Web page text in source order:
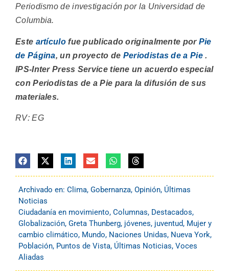
Periodismo de investigación por la Universidad de
Columbia.
Este artículofue publicado originalmente por Pie
de Página, un proyecto de Periodistas de a Pie.
IPS-Inter Press Service tiene un acuerdo especial
con Periodistas de a Pie para la difusión de sus
materiales.
RV: EG
Archivado en: Clima, Gobernanza, Opinión, Últimas
Noticias
Ciudadanía en movimiento, Columnas, Destacados,
Globalización, Greta Thunberg, jóvenes, juventud, Mujer y
cambio climático, Mundo, Naciones Unidas, Nueva York,
Población, Puntos de Vista, Últimas Noticias, Voces
Aliadas